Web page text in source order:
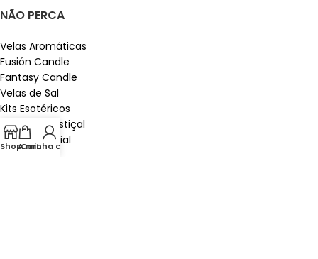
NÃO PERCA
Velas Aromáticas
Fusión Candle
Fantasy Candle
Velas de Sal
Kits Esotéricos
Velas de Castiçal
Óleo Essencial
ShopCart
A minha conta